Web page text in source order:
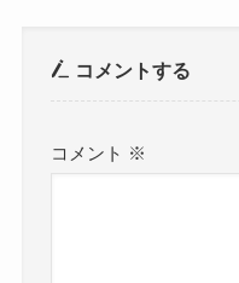
コメントする
コメント ※